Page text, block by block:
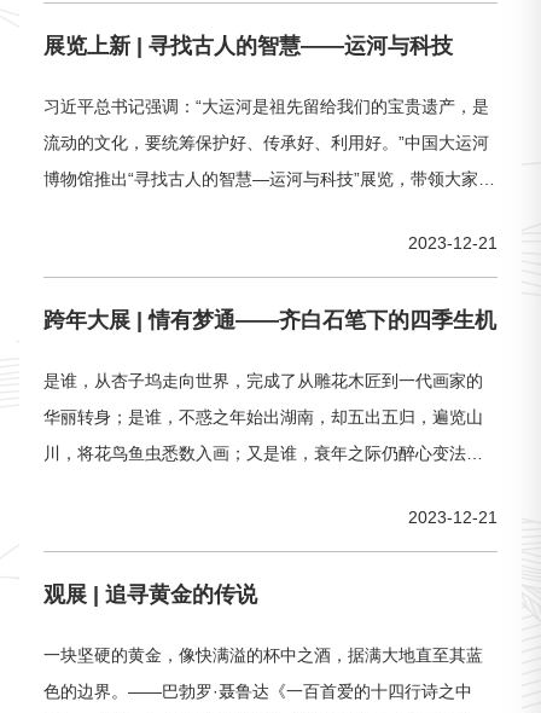
展览上新 | 寻找古人的智慧——运河与科技
习近平总书记强调：“大运河是祖先留给我们的宝贵遗产，是
流动的文化，要统筹保护好、传承好、利用好。”中国大运河
博物馆推出“寻找古人的智慧—运河与科技”展览，带领大家了
2023-12-21
跨年大展 | 情有梦通——齐白石笔下的四季生机
是谁，从杏子坞走向世界，完成了从雕花木匠到一代画家的
华丽转身；是谁，不惑之年始出湖南，却五出五归，遍览山
川，将花鸟鱼虫悉数入画；又是谁，衰年之际仍醉心变法，
日至2024年3月31日，中国大运河博物馆联合北京画院举
底。
2023-12-21
观展 | 追寻黄金的传说
一块坚硬的黄金，像快满溢的杯中之酒，据满大地直至其蓝
色的边界。——巴勃罗·聂鲁达《一百首爱的十四行诗之中